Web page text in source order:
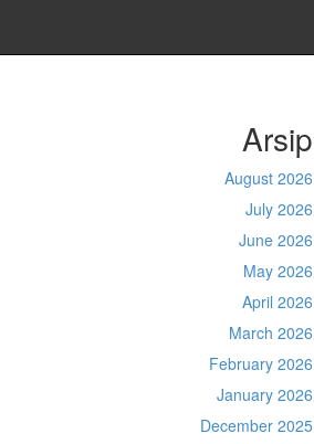
Arsip
August 2026
July 2026
June 2026
May 2026
April 2026
March 2026
February 2026
January 2026
December 2025